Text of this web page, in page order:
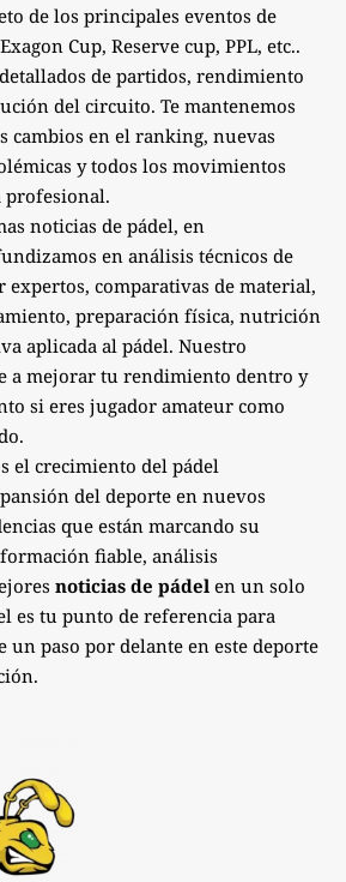
de los principales eventos de
Cup, Reserve cup, PPL, etc..
de partidos, rendimiento
del circuito. Te mantenemos
cambios en el ranking, nuevas
y todos los movimientos
profesional.
noticias de pádel, en
en análisis técnicos de
expertos, comparativas de material,
preparación física, nutrición
aplicada al pádel. Nuestro
a mejorar tu rendimiento dentro y
si eres jugador amateur como
el crecimiento del pádel
del deporte en nuevos
que están marcando su
fiable, análisis
noticias de pádel en un solo
es tu punto de referencia para
un paso por delante en este deporte